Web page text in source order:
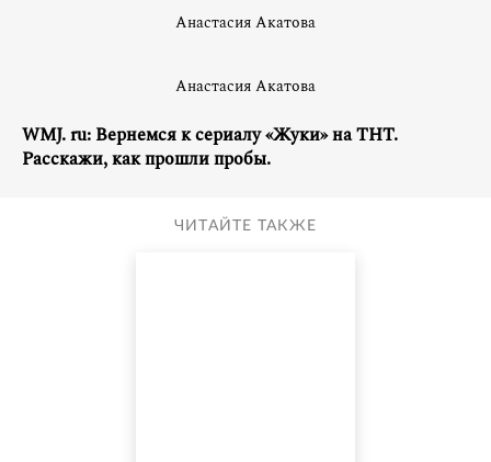
Анастасия Акатова
Анастасия Акатова
WMJ. ru: Вернемся к сериалу «Жуки» на ТНТ.
Расскажи, как прошли пробы.
ЧИТАЙТЕ ТАКЖЕ